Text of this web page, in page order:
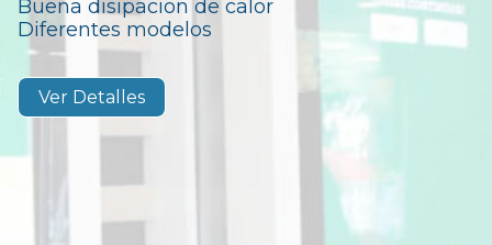
Buena disipacion de calor
Diferentes modelos
Ver Detalles